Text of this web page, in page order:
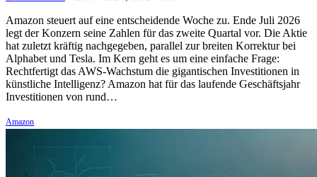
Amazon steuert auf eine entscheidende Woche zu. Ende Juli 2026
legt der Konzern seine Zahlen für das zweite Quartal vor. Die Aktie
hat zuletzt kräftig nachgegeben, parallel zur breiten Korrektur bei
Alphabet und Tesla. Im Kern geht es um eine einfache Frage:
Rechtfertigt das AWS-Wachstum die gigantischen Investitionen in
künstliche Intelligenz? Amazon hat für das laufende Geschäftsjahr
Investitionen von rund…
Amazon